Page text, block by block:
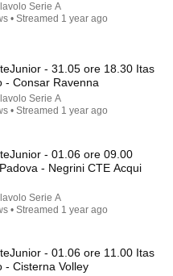
Player ft. Jalen
Serie A
• Streamed 1 year ago
- 31.05 ore 18.30 Itas
- Consar Ravenna
Serie A
• Streamed 1 year ago
- 01.06 ore 09.00
- Negrini CTE Acqui
Serie A
• Streamed 1 year ago
- 01.06 ore 11.00 Itas
- Cisterna Volley